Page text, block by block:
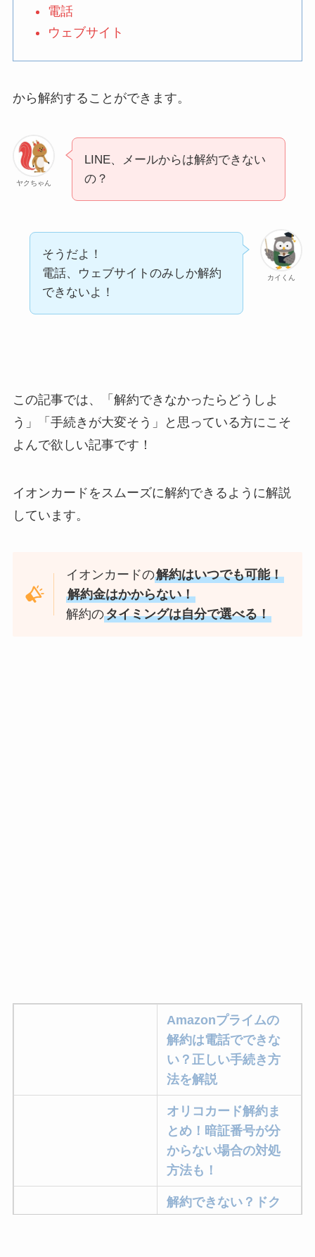
電話が繋がらない時の裏
解約できない？バロニー
を電話から解約する方法
電話
ウェブサイト
から解約することができます。
ヤクちゃん
LINE、メールからは解約できない
の？
カイくん
そうだよ！
電話、ウェブサイトのみしか解約
できないよ！
この記事では、「解約できなかったらどうしよ
う」「手続きが大変そう」と思っている方にこそ
よんで欲しい記事です！
イオンカードをスムーズに解約できるように解説
しています。
イオンカードの解約はいつでも可能！
解約金はかからない！
解約のタイミングは自分で選べる！
Amazonプライムの
解約は電話でできな
い？正しい手続き方
法を解説
オリコカード解約ま
とめ！暗証番号が分
からない場合の対処
方法も！
解約できない？ドク